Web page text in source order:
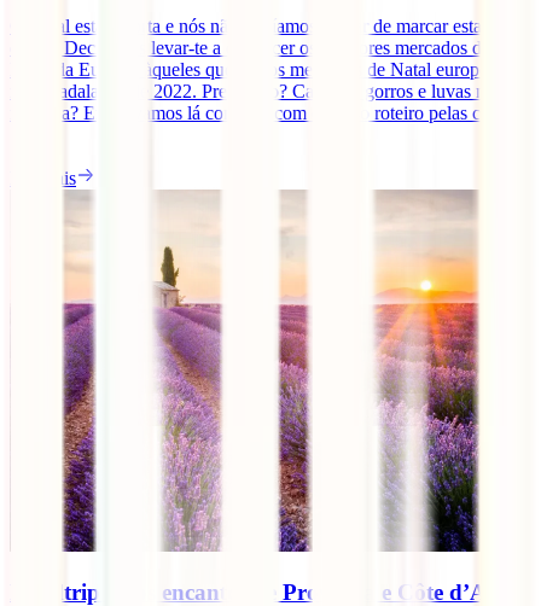
O Natal está à porta e nós não podíamos deixar de marcar esta
época. Decidimos levar-te a conhecer os melhores mercados de
Natal da Europa, àqueles que são os mercados de Natal europeus
mais badalados de 2022. Preparado? Casacos, gorros e luvas na
mochila? Então vamos lá começar com o nosso roteiro pelas cidades
Ler mais
Roadtrip pelos encantos de Provença e Côte d’Azur